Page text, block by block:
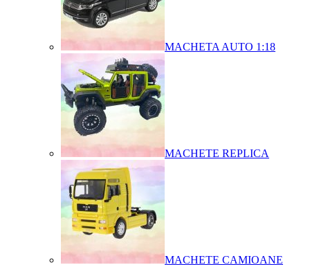
MACHETA AUTO 1:18
MACHETE REPLICA
MACHETE CAMIOANE